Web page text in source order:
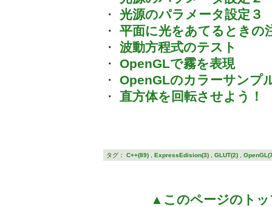
・ 光源のパラメータ設定３
・ 平面に光をあてるときの
・ 波動方程式のテスト
・ OpenGLで霧を表現
・ OpenGLのカラーサンプ
・ 直方体を回転させよう！
タグ： C++(89) ExpressEdision(3) GLUT(2)
▲このページのトッ